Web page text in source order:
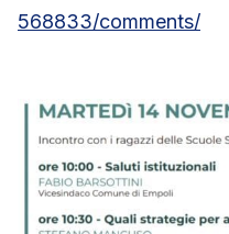
568833/comments/